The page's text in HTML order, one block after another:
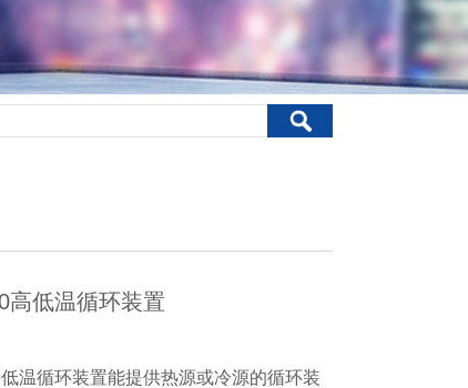
高低温循环装置
温循环装置能提供热源或冷源的循环装